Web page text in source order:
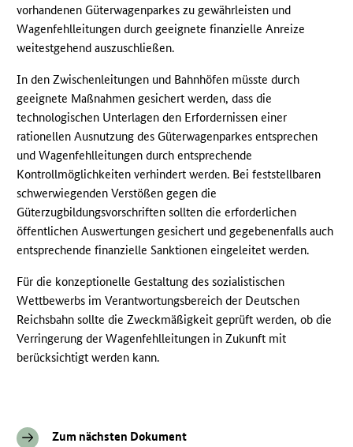
vorhandenen Güterwagenparkes zu gewährleisten und
Wagenfehlleitungen durch geeignete finanzielle Anreize
weitestgehend auszuschließen.
In den Zwischenleitungen und Bahnhöfen müsste durch
geeignete Maßnahmen gesichert werden, dass die
technologischen Unterlagen den Erfordernissen einer
rationellen Ausnutzung des Güterwagenparkes entsprechen
und Wagenfehlleitungen durch entsprechende
Kontrollmöglichkeiten verhindert werden. Bei feststellbaren
schwerwiegenden Verstößen gegen die
Güterzugbildungsvorschriften sollten die erforderlichen
öffentlichen Auswertungen gesichert und gegebenenfalls auch
entsprechende finanzielle Sanktionen eingeleitet werden.
Für die konzeptionelle Gestaltung des sozialistischen
Wettbewerbs im Verantwortungsbereich der Deutschen
Reichsbahn sollte die Zweckmäßigkeit geprüft werden, ob die
Verringerung der Wagenfehlleitungen in Zukunft mit
berücksichtigt werden kann.
Zum nächsten Dokument